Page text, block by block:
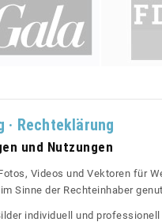
· Rechteklärung
und Nutzungen
Videos und Vektoren für
Sinne der Rechteinhaber
individuell und